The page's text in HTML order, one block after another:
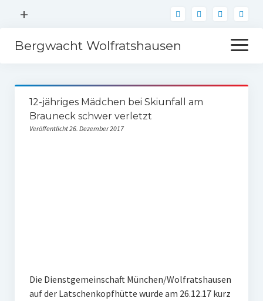
Menü
+
Bergwacht Wolfratshausen
Menü
öffnen
Über
Einsätze
12-jähriges Mädchen bei Skiunfall am
Brauneck schwer verletzt
Veröffentlicht 26. Dezember 2017
Die Dienstgemeinschaft München/Wolfratshausen
auf der Latschenkopfhütte wurde am 26.12.17 kurz